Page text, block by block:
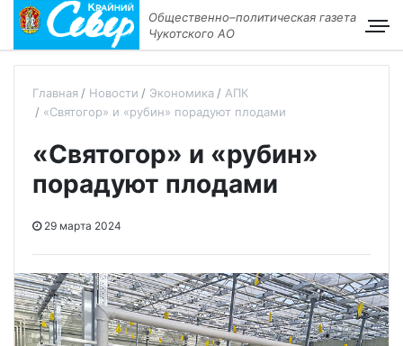
Общественно–политическая газета
Чукотского АО
Главная Новости Экономика
АПК
«Святогор» и «рубин» порадуют плодами
«Святогор» и «рубин»
порадуют плодами
29 марта 2024